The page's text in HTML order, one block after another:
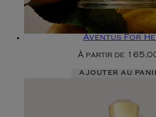
Aventus For
À partir de
AJOUTER AU